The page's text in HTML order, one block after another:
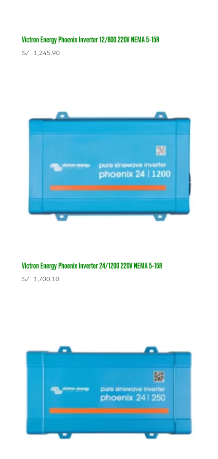
Victron Energy Phoenix Inverter 12/800 220V NEMA 5-15R
S/1,245.90
Victron Energy Phoenix Inverter 24/1200 220V NEMA 5-15R
S/1,700.10